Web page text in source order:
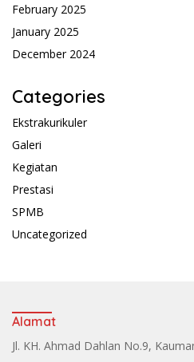
February 2025
January 2025
December 2024
Categories
Ekstrakurikuler
Galeri
Kegiatan
Prestasi
SPMB
Uncategorized
Alamat
Jl. KH. Ahmad Dahlan No.9,